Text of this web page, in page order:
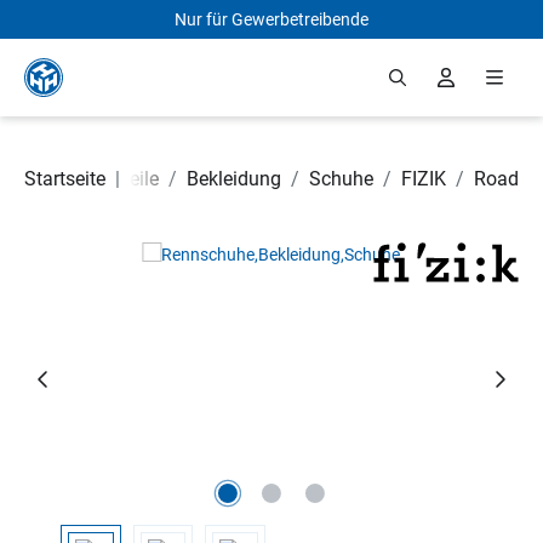
Zum Hauptinhalt springen
Nur für Gewerbetreibende
Startseite |
Fahrradteile / Bekleidung / Schuhe / FIZIK / Road
Bildergalerie überspringen